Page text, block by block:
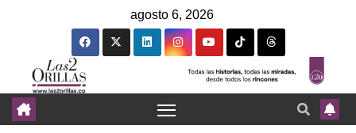
agosto 6, 2026